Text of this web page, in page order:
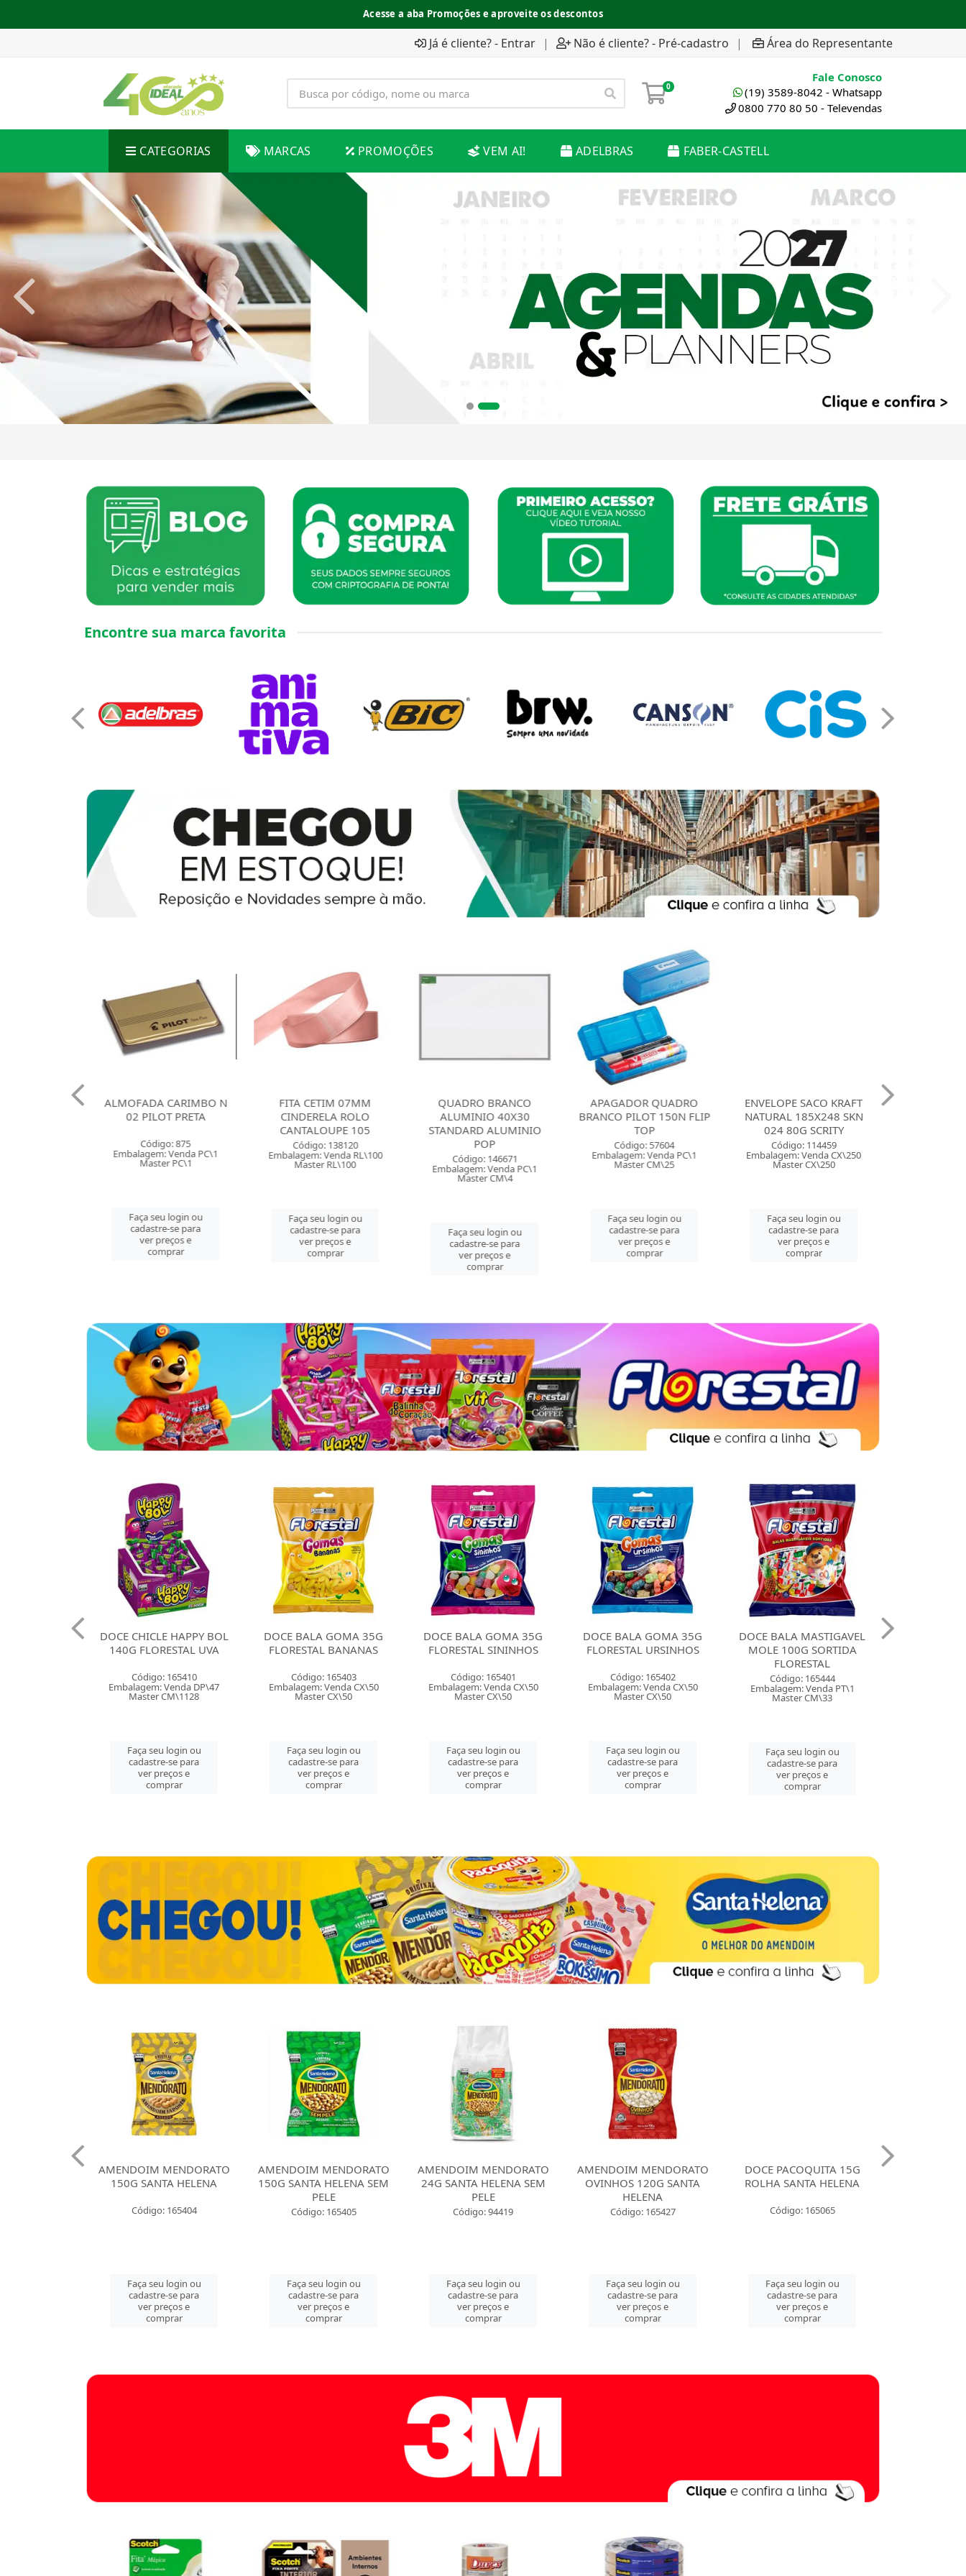
Acesse a aba Promoções e aproveite os descontos
Já é cliente? - Entrar | Não é cliente? - Pré-cadastro | Área do Representante
0
Fale Conosco
(19) 3589-8042 - Whatsapp
0800 770 80 50 - Televendas
CATEGORIAS MARCAS PROMOÇÕES VEM AI! ADELBRAS FABER-CASTELL
Encontre sua marca favorita
ALMOFADA CARIMBO N
02 PILOT PRETA
Código: 875
Embalagem: Venda PC\1
Master PC\1
Faça seu login ou
cadastre-se para
ver preços e
comprar
FITA CETIM 07MM
CINDERELA ROLO
CANTALOUPE 105
Código: 138120
Embalagem: Venda RL\100
Master RL\100
Faça seu login ou
cadastre-se para
ver preços e
comprar
QUADRO BRANCO
ALUMINIO 40X30
STANDARD ALUMINIO
POP
Código: 146671
Embalagem: Venda PC\1
Master CM\4
Faça seu login ou
cadastre-se para
ver preços e
comprar
APAGADOR QUADRO
BRANCO PILOT 150N FLIP
TOP
Código: 57604
Embalagem: Venda PC\1
Master CM\25
Faça seu login ou
cadastre-se para
ver preços e
comprar
ENVELOPE SACO KRAFT
NATURAL 185X248 SKN
024 80G SCRITY
Código: 114459
Embalagem: Venda CX\250
Master CX\250
Faça seu login ou
cadastre-se para
ver preços e
comprar
DOCE CHICLE HAPPY BOL
140G FLORESTAL UVA
Código: 165410
Embalagem: Venda DP\47
Master CM\1128
Faça seu login ou
cadastre-se para
ver preços e
comprar
DOCE BALA GOMA 35G
FLORESTAL BANANAS
Código: 165403
Embalagem: Venda CX\50
Master CX\50
Faça seu login ou
cadastre-se para
ver preços e
comprar
DOCE BALA GOMA 35G
FLORESTAL SININHOS
Código: 165401
Embalagem: Venda CX\50
Master CX\50
Faça seu login ou
cadastre-se para
ver preços e
comprar
DOCE BALA GOMA 35G
FLORESTAL URSINHOS
Código: 165402
Embalagem: Venda CX\50
Master CX\50
Faça seu login ou
cadastre-se para
ver preços e
comprar
DOCE BALA MASTIGAVEL
MOLE 100G SORTIDA
FLORESTAL
Código: 165444
Embalagem: Venda PT\1
Master CM\33
Faça seu login ou
cadastre-se para
ver preços e
comprar
DOCE BALA
AMENDOIM MENDORATO
150G SANTA HELENA
Código: 165404
Faça seu login ou
cadastre-se para
ver preços e
comprar
AMENDOIM MENDORATO
150G SANTA HELENA SEM
PELE
Código: 165405
Faça seu login ou
cadastre-se para
ver preços e
comprar
AMENDOIM MENDORATO
24G SANTA HELENA SEM
PELE
Código: 94419
Faça seu login ou
cadastre-se para
ver preços e
comprar
AMENDOIM MENDORATO
OVINHOS 120G SANTA
HELENA
Código: 165427
Faça seu login ou
cadastre-se para
ver preços e
comprar
DOCE PACOQUITA 15G
ROLHA SANTA HELENA
Código: 165065
Faça seu login ou
cadastre-se para
ver preços e
comprar